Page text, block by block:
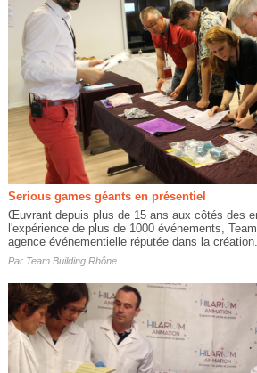
Serious games géants en présentiel
Œuvrant depuis plus de 15 ans aux côtés des
l'expérience de plus de 1000 événements,
agence événementielle réputée dans la
Par Team Building Rhône